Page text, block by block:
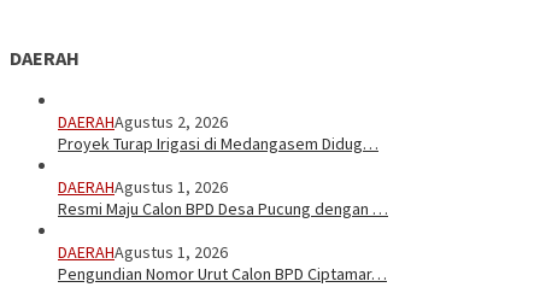
DAERAH
DAERAHAgustus 2, 2026
Proyek Turap Irigasi di Medangasem Didug…
DAERAHAgustus 1, 2026
Resmi Maju Calon BPD Desa Pucung dengan …
DAERAHAgustus 1, 2026
Pengundian Nomor Urut Calon BPD Ciptamar…